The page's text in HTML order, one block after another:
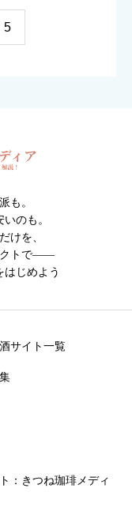
5
も。
のも。
けを、
クトで――
はじめよう
サイト一覧
：きつね珈琲メディ